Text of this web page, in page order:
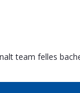
team felles